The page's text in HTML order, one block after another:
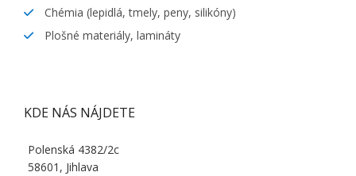
Chémia (lepidlá, tmely, peny, silikóny)
Plošné materiály, lamináty
KDE NÁS NÁJDETE
Polenská 4382/2c
58601, Jihlava